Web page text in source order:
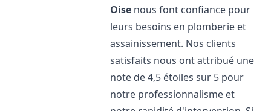
Oise nous font confiance pour
leurs besoins en plomberie et
assainissement. Nos clients
satisfaits nous ont attribué une
note de 4,5 étoiles sur 5 pour
notre professionnalisme et